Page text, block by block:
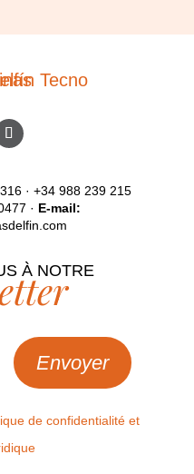
· +34 988 239 215
· E-mail:
À NOTRE
de confidentialité et